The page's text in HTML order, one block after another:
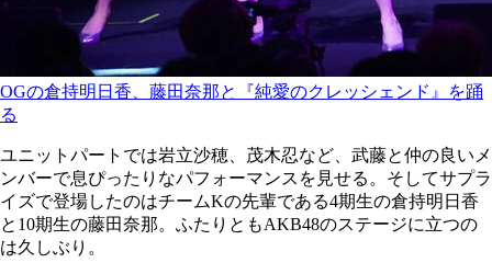
OGの倉持明日香、藤田奈那と『純愛のクレッシェンド』を踊
る
ユニットパートでは岩立沙穂、茂木忍など、武藤と仲の良いメ
ンバーで息ぴったりなパフォーマンスを見せる。そしてサプラ
イズで登場したのはチームKの先輩である4期生の倉持明日香
と10期生の藤田奈那。ふたりともAKB48のステージに立つの
は久しぶり。